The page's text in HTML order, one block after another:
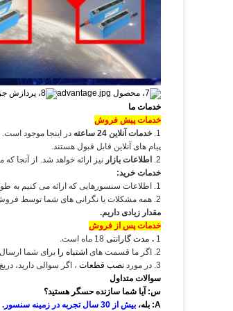
خدمات ما
خدمات پیش فروش
1. خدمات آنلاین 24 ساعته در اینجا موجود است.
پیام های آنلاین قابل قبول هستند.
2. اطلاعات بازار نیز ارائه خواهد شد. از آنجا که
خدمات خرید:
1. اطلاعات سنسورهایی که ارائه می کنیم به طور کامل ارائه می شود از جمله جزئیات محصول، تصاویر، تحویل و غیره؛
2. همه مشکلات یا نگرانی های شما توسط فروش ما به سرعت حل خواهد شد.
مقدار زیادی داریم.
خدمات پس از فروش
1
. مدت گارانتی
2. اگر ما قسمت های
اشتباه را برای شما
3. در مورد
نصب قطعات ، اگر سوالی دارید،
سوالات متداول
س: آیا شما سازنده حسگر هستید؟
A: بله،
بیش از 30 سال تجربه در زمینه سنسور.